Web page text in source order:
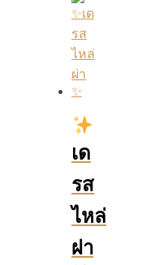
เด
รส
ไหล่
ผ่า